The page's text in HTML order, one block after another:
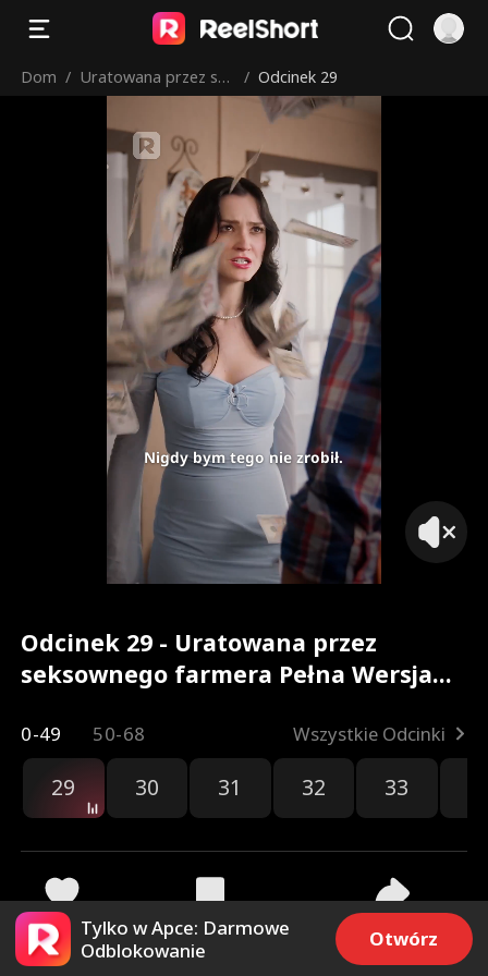
Dom / Uratowana przez sek
/ Odcinek 29
Nigdy bym tego nie zrobił.
Odcinek 29 - Uratowana przez
seksownego farmera Pełna Wersja
0-49 50-68 Wszystkie Odcinki
29 30 31 32 33
475 8.9k Udostępnij
Tylko w Apce: Darmowe
Odblokowanie
Otwórz